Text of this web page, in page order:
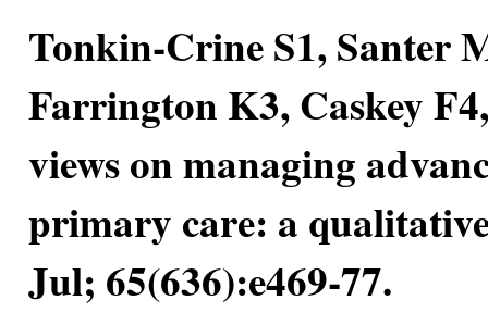
Tonkin-Crine S1, Santer
Farrington K3, Caskey
views on managing
primary care: a
Jul; 65(636):e469-77.